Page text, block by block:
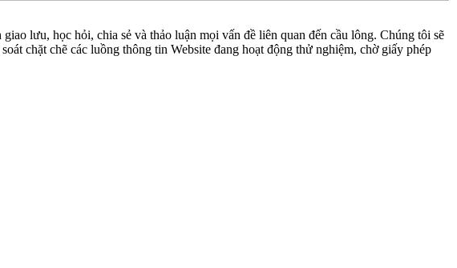
lưu, học hỏi, chia sẻ và thảo luận mọi vấn đề liên quan đến cầu lông. Chúng tôi sẽ
chặt chẽ các luồng thông tin Website đang hoạt động thử nghiệm, chờ giấy phép